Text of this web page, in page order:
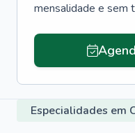
mensalidade e sem
Especialidades em